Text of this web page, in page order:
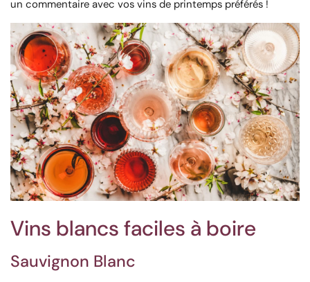
un commentaire avec vos vins de printemps préférés !
Vins blancs faciles à boire
Sauvignon Blanc